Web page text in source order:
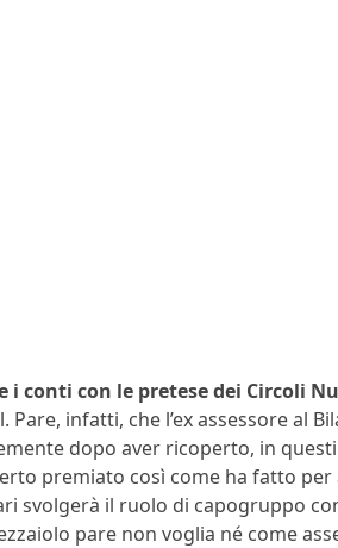
conti con le pretese dei Circoli
Pare, infatti, che l’ex assessore al
dopo aver ricoperto, in
premiato così come ha fatto
svolgerà il ruolo di capogruppo
pare non voglia né come